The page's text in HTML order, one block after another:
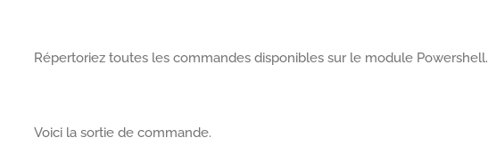
Répertoriez toutes les commandes disponibles sur le module Powershell.
Voici la sortie de commande.